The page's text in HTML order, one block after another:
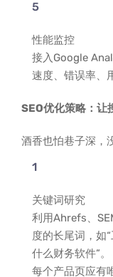
性能监控
接入Google
速度、错误率、
SEO优化策略：让
酒香也怕巷子深，
关键词研究
利用Ahrefs、
度的长尾词，如
什么财务软件”
每个产品页应有